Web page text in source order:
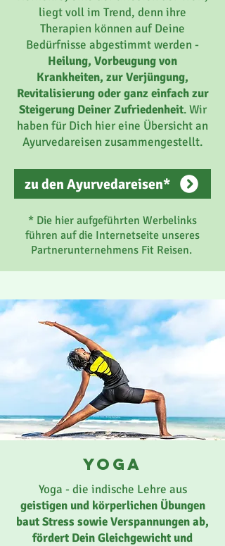
liegt voll im Trend, denn ihre
Therapien können auf Deine
Bedürfnisse abgestimmt werden -
Heilung, Vorbeugung von
Krankheiten, zur Verjüngung,
Revitalisierung oder ganz einfach zur
Steigerung Deiner Zufriedenheit. Wir
haben für Dich hier eine Übersicht an
Ayurvedareisen zusammengestellt.
zu den Ayurvedareisen*
* Die hier aufgeführten Werbelinks
führen auf die Internetseite unseres
Partnerunternehmens Fit Reisen.
yoga
Yoga - die indische Lehre aus
geistigen und körperlichen Übungen
baut Stress sowie Verspannungen ab,
fördert Dein Gleichgewicht und